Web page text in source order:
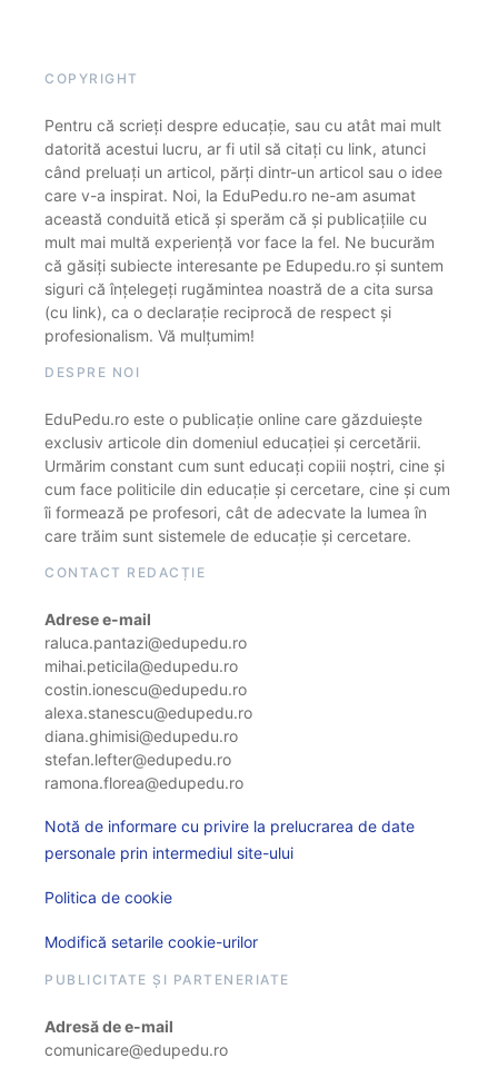
COPYRIGHT
Pentru că scrieți despre educație, sau cu atât mai mult
datorită acestui lucru, ar fi util să citați cu link, atunci
când preluați un articol, părți dintr-un articol sau o idee
care v-a inspirat. Noi, la EduPedu.ro ne-am asumat
această conduită etică și sperăm că și publicațiile cu
mult mai multă experiență vor face la fel. Ne bucurăm
că găsiți subiecte interesante pe Edupedu.ro și suntem
siguri că înțelegeți rugămintea noastră de a cita sursa
(cu link), ca o declarație reciprocă de respect și
profesionalism. Vă mulțumim!
DESPRE NOI
EduPedu.ro este o publicație online care găzduiește
exclusiv articole din domeniul educației și cercetării.
Urmărim constant cum sunt educați copiii noștri, cine și
cum face politicile din educație și cercetare, cine și cum
îi formează pe profesori, cât de adecvate la lumea în
care trăim sunt sistemele de educație și cercetare.
CONTACT REDACȚIE
Adrese e-mail
raluca.pantazi@edupedu.ro
mihai.peticila@edupedu.ro
costin.ionescu@edupedu.ro
alexa.stanescu@edupedu.ro
diana.ghimisi@edupedu.ro
stefan.lefter@edupedu.ro
ramona.florea@edupedu.ro
Notă de informare cu privire la prelucrarea de date
personale prin intermediul site-ului
Politica de cookie
Modifică setarile cookie-urilor
PUBLICITATE ȘI PARTENERIATE
Adresă de e-mail
comunicare@edupedu.ro